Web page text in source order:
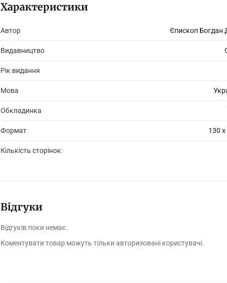
Характеристики
Автор Єпископ Богдан
Видавництво
Рік видання
Мова
Обкладинка
Формат 130
Кількість сторінок:
Відгуки
Відгуків поки немає.
Коментувати товар можуть тільки авторизовані користувачі.